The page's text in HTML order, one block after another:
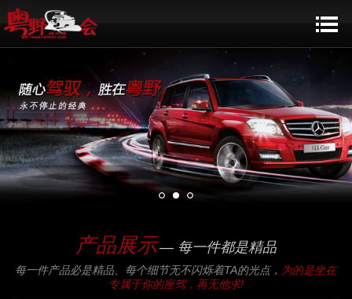
产品展示— 每一件都是精品
每一件产品必是精品、每个细节无不闪烁着TA的光点， 为的是坐在
专属于你的座驾，再无他求!